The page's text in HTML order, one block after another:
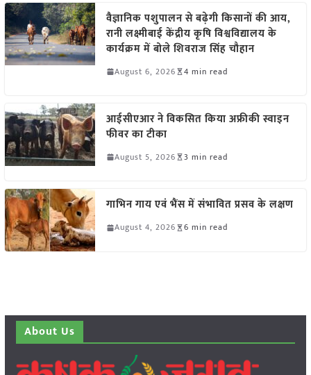
वैज्ञानिक पशुपालन से बढ़ेगी किसानों की आय,
रानी लक्ष्मीबाई केंद्रीय कृषि विश्वविद्यालय के
कार्यक्रम में बोले शिवराज सिंह चौहान
August 6, 2026 4 min read
आईसीएआर ने विकसित किया अफ्रीकी स्वाइन
फीवर का टीका
August 5, 2026 3 min read
गाभिन गाय एवं भैंस में संभावित प्रसव के लक्षण
August 4, 2026 6 min read
About Us